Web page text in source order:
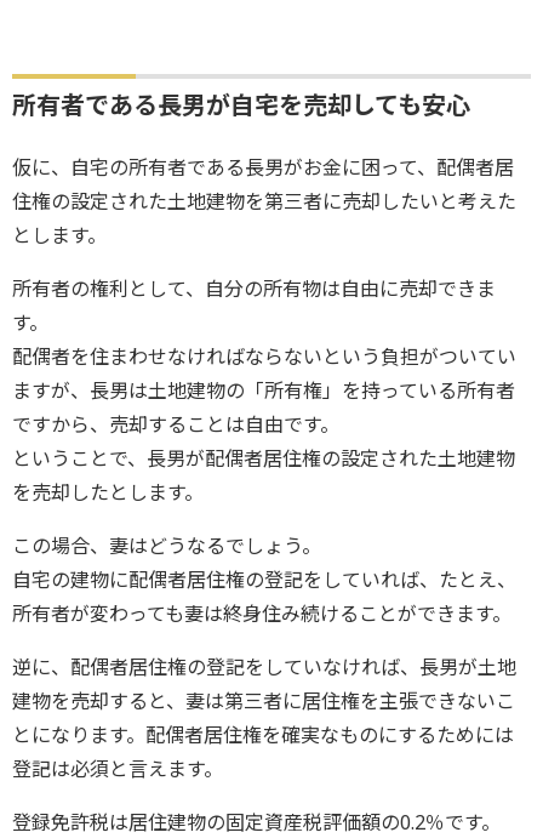
所有者である長男が自宅を売却しても安心
仮に、自宅の所有者である長男がお金に困って、配偶者居
住権の設定された土地建物を第三者に売却したいと考えた
とします。
所有者の権利として、自分の所有物は自由に売却できま
す。
配偶者を住まわせなければならないという負担がついてい
ますが、長男は土地建物の「所有権」を持っている所有者
ですから、売却することは自由です。
ということで、長男が配偶者居住権の設定された土地建物
を売却したとします。
この場合、妻はどうなるでしょう。
自宅の建物に配偶者居住権の登記をしていれば、たとえ、
所有者が変わっても妻は終身住み続けることができます。
逆に、配偶者居住権の登記をしていなければ、長男が土地
建物を売却すると、妻は第三者に居住権を主張できないこ
とになります。配偶者居住権を確実なものにするためには
登記は必須と言えます。
登録免許税は居住建物の固定資産税評価額の0.2％です。